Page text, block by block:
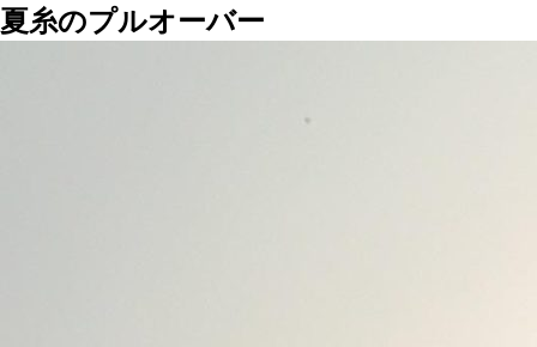
夏糸のプルオーバー